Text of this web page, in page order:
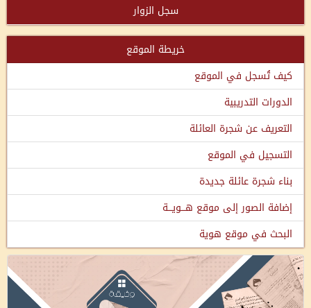
سجل الزوار
خريطة الموقع
كيف تُسجل في الموقع
الدورات التدريبية
التعريف عن شجرة العائلة
التسجيل في الموقع
بناء شجرة عائلة جديدة
إضافة الصور إلى موقع هـــويـــة
البحث في موقع هوية